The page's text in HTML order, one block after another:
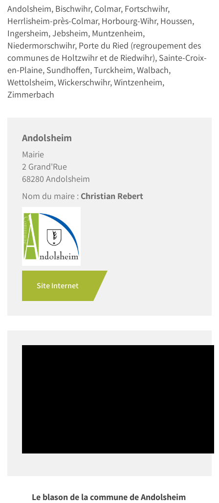
Andolsheim, Bischwihr, Colmar, Fortschwihr,
Herrlisheim-près-Colmar, Horbourg-Wihr, Houssen,
Ingersheim, Jebsheim, Muntzenheim,
Niedermorschwihr, Porte du Ried (regroupement des
communes de Holtzwihr et de Riedwihr), Sainte-Croix-
en-Plaine, Sundhoffen, Turckheim, Walbach,
Wettolsheim, Wickerschwihr, Wintzenheim,
Zimmerbach
Andolsheim
Mairie
2 Grand'Rue
68280 Andolsheim
Nom du maire : Christian Rebert
Site Internet
Le blason de la commune de Andolsheim